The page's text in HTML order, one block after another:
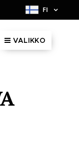
FI
VALIKKO